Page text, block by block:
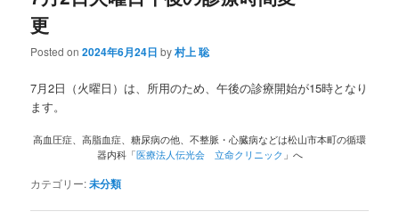
更
Posted on2024年6月24日 by村上 聡
7月2日（火曜日）は、所用のため、午後の診療開始が15時となり
ます。
高血圧症、高脂血症、糖尿病の他、不整脈・心臓病などは松山市本町の循環
器内科「医療法人伝光会 立命クリニック 」へ
カテゴリー:未分類